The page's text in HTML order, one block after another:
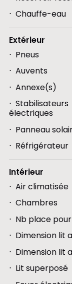
Chauffe-eau
Extérieur
Pneus
Auvents
Annexe(s)
Stabilisateurs
électriques
Panneau
Réfrigérateur
Intérieur
Air climatisée
Chambres
Nb place
Dimension lit
Dimension lit
Lit superposé